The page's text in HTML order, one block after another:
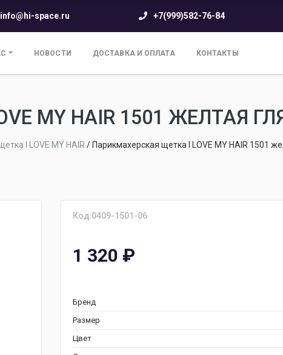
info@hi-space.ru +7(999)582-76-84
НОВОСТИ ДОСТАВКА И ОПЛАТА КОНТАКТЫ
MY HAIR 1501 ЖЕЛТАЯ
I LOVE MY HAIR / Парикмахерская щетка I LOVE MY HAIR 1501
Код 0409-1501-06
1 320 ₽
Бренд
Размер
Цвет